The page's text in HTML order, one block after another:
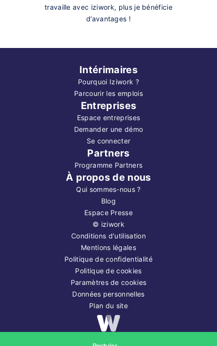
travaille avec iziwork, plus je bénéficie
d’avantages !
Intérimaires
Pourquoi Iziwork ?
Parcourir les emplois
Entreprises
Espace entreprises
Demander une démo
Se connecter
Partners
Programme Partners
À propos de nous
Qui sommes-nous ?
Blog
Espace Presse
© iziwork
Conditions d'utilisation
Mentions légales
Politique de confidentialité
Politique de cookies
Paramètres de cookies
Données personnelles
Plan du site